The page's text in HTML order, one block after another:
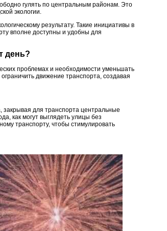
гулять по центральным районам. Это
экологии.
результату. Такие инициативы в
вполне доступны и удобны для
день?
проблемах и необходимости уменьшать
движение транспорта, создавая
для транспорта центральные
как могут выглядеть улицы без
транспорту, чтобы стимулировать